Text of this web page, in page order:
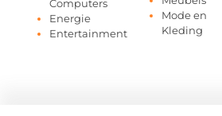
Computers
Energie
Entertainment
Mode en
Kleding